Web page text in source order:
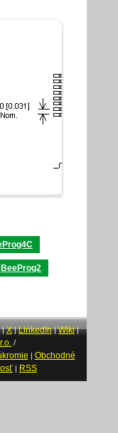
BeeProg2
|X|LinkedIn|Wiki|
/
| Obchodné
| RSS